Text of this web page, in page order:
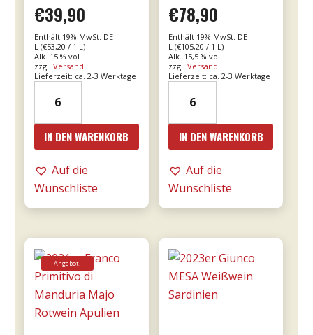
€39,90
Enthält 19% MwSt. DE
L (€53,20 / 1 L)
Alk. 15 % vol
zzgl. Versand
Lieferzeit: ca. 2-3 Werktage
Amarone
dalla
Valpolicella
DOCG
0,75l
Menge
IN DEN WARENKORB
Auf die
Wunschliste
€78,90
Enthält 19% MwSt. DE
L (€105,20 / 1 L)
Alk. 15,5 % vol
zzgl.Versand
Lieferzeit: ca. 2-3 Werktage
Amarone
Cá
Florian
RISERVA
0,75l
Menge
IN DEN WARENKORB
Auf die
Wunschliste
Angebot!